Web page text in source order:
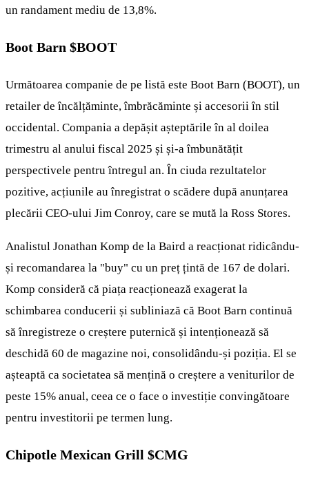
un randament mediu de 13,8%.
Boot Barn $BOOT
Următoarea companie de pe listă este Boot Barn (BOOT), un
retailer de încălțăminte, îmbrăcăminte și accesorii în stil
occidental. Compania a depășit așteptările în al doilea
trimestru al anului fiscal 2025 și și-a îmbunătățit
perspectivele pentru întregul an. În ciuda rezultatelor
pozitive, acțiunile au înregistrat o scădere după anunțarea
plecării CEO-ului Jim Conroy, care se mută la Ross Stores.
Analistul Jonathan Komp de la Baird a reacționat ridicându-
și recomandarea la "buy" cu un preț țintă de 167 de dolari.
Komp consideră că piața reacționează exagerat la
schimbarea conducerii și subliniază că Boot Barn continuă
să înregistreze o creștere puternică și intenționează să
deschidă 60 de magazine noi, consolidându-și poziția. El se
așteaptă ca societatea să mențină o creștere a veniturilor de
peste 15% anual, ceea ce o face o investiție convingătoare
pentru investitorii pe termen lung.
Chipotle Mexican Grill $CMG